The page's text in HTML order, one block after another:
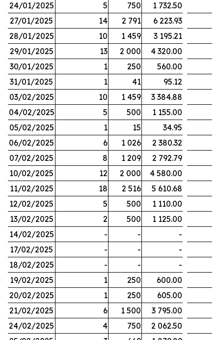
24/01/2025
5 750
1 732.50
27/01/2025
14 2 791
6 223.93
28/01/2025
10 1 459
3 195.21
29/01/2025
13 2 000
4 320.00
30/01/2025
1 250
560.00
31/01/2025
1 41
95.12
03/02/2025
10 1 459
3 384.88
04/02/2025
5 500
1 155.00
05/02/2025
1 15
34.95
06/02/2025
6 1 026
2 380.32
07/02/2025
8 1 209
2 792.79
10/02/2025
12 2 000
4 580.00
11/02/2025
18 2 516
5 610.68
12/02/2025
5 500
1 110.00
13/02/2025
2 500
1 125.00
14/02/2025
- -
-
17/02/2025
- -
-
18/02/2025
- -
-
19/02/2025
1 250
600.00
20/02/2025
1 250
605.00
21/02/2025
6 1 500
3 795.00
24/02/2025
4 750
2 062.50